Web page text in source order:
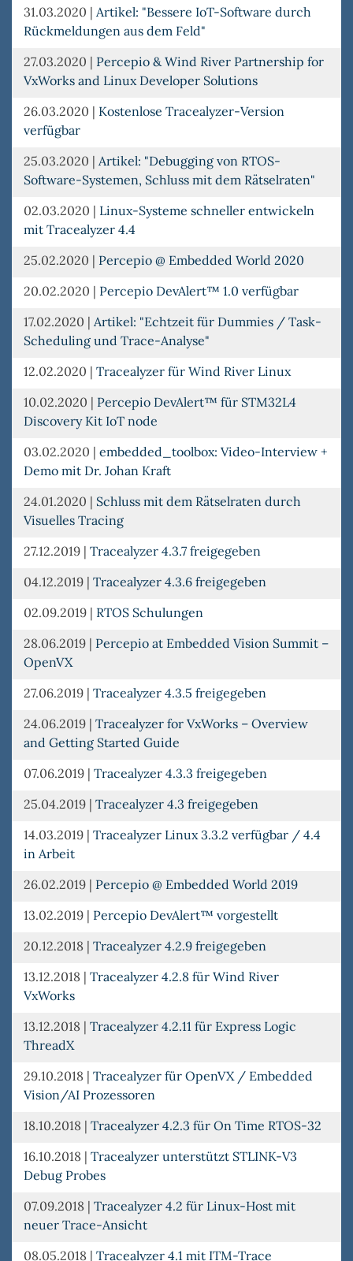
31.03.2020 | Artikel: "Bessere IoT-Software durch
Rückmeldungen aus dem Feld"
27.03.2020 | Percepio & Wind River Partnership for
VxWorks and Linux Developer Solutions
26.03.2020 | Kostenlose Tracealyzer-Version
verfügbar
25.03.2020 | Artikel: "Debugging von RTOS-
Software-Systemen, Schluss mit dem Rätselraten"
02.03.2020 | Linux-Systeme schneller entwickeln
mit Tracealyzer 4.4
25.02.2020 | Percepio @ Embedded World 2020
20.02.2020 | Percepio DevAlert™ 1.0 verfügbar
17.02.2020 | Artikel: "Echtzeit für Dummies / Task-
Scheduling und Trace-Analyse"
12.02.2020 | Tracealyzer für Wind River Linux
10.02.2020 | Percepio DevAlert™ für STM32L4
Discovery Kit IoT node
03.02.2020 | embedded_toolbox: Video-Interview +
Demo mit Dr. Johan Kraft
24.01.2020 | Schluss mit dem Rätselraten durch
Visuelles Tracing
27.12.2019 | Tracealyzer 4.3.7 freigegeben
04.12.2019 | Tracealyzer 4.3.6 freigegeben
02.09.2019 | RTOS Schulungen
28.06.2019 | Percepio at Embedded Vision Summit –
OpenVX
27.06.2019 | Tracealyzer 4.3.5 freigegeben
24.06.2019 | Tracealyzer for VxWorks – Overview
and Getting Started Guide
07.06.2019 | Tracealyzer 4.3.3 freigegeben
25.04.2019 | Tracealyzer 4.3 freigegeben
14.03.2019 | Tracealyzer Linux 3.3.2 verfügbar / 4.4
in Arbeit
26.02.2019 | Percepio @ Embedded World 2019
13.02.2019 | Percepio DevAlert™ vorgestellt
20.12.2018 | Tracealyzer 4.2.9 freigegeben
13.12.2018 | Tracealyzer 4.2.8 für Wind River
VxWorks
13.12.2018 | Tracealyzer 4.2.11 für Express Logic
ThreadX
29.10.2018 | Tracealyzer für OpenVX / Embedded
Vision/AI Prozessoren
18.10.2018 | Tracealyzer 4.2.3 für On Time RTOS-32
16.10.2018 | Tracealyzer unterstützt STLINK-V3
Debug Probes
07.09.2018 | Tracealyzer 4.2 für Linux-Host mit
neuer Trace-Ansicht
08.05.2018 | Tracealyzer 4.1 mit ITM-Trace